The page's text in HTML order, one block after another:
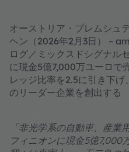
オーストリア・プレムシュ
ヘン（2026年2月3日） –
ログ／ミックスドシグナル
に現金5億7,000万ユーロで
レッジ比率を2.5に引き下
のリーダー企業を創出する
「非光学系の自動車、産
フィニオンに現金5億7,000